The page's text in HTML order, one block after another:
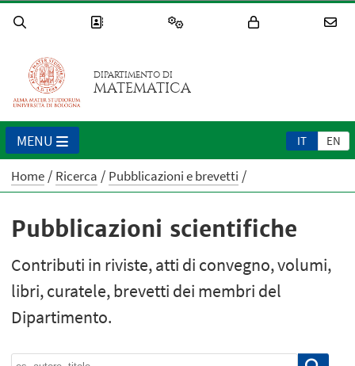
DIPARTIMENTO DI
MATEMATICA
IT EN
MENU
Home Ricerca Pubblicazioni e brevetti
Pubblicazioni scientifiche
Contributi in riviste, atti di convegno, volumi,
libri, curatele, brevetti dei membri del
Dipartimento.